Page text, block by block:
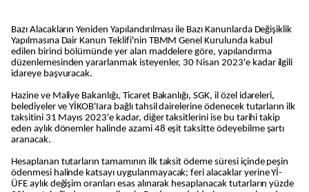
Bazı Alacakların Yeniden Yapılandırılması ile Bazı Kanunlarda Değişiklik
Yapılmasına Dair Kanun Teklifi'nin TBMM Genel Kurulunda kabul
edilen birinci bölümünde yer alan maddelere göre, yapılandırma
düzenlemesinden yararlanmak isteyenler, 30 Nisan 2023'e kadar ilgili
idareye başvuracak.
Hazine ve Maliye Bakanlığı, Ticaret Bakanlığı, SGK, il özel idareleri,
belediyeler ve YİKOB'Iara bağlı tahsil dairelerine ödenecek tutarların ilk
taksitini 31 Mayıs 2023'e kadar, diğer taksitlerini ise bu tarihi takip
eden aylık dönemler halinde azami 48 eşit taksitte ödeyebilme şartı
aranacak.
Hesaplanan tutarların tamamının ilk taksit ödeme süresi içinde peşin
ödenmesi halinde katsayı uygulanmayacak; feri alacaklar yerine Yİ-
ÜFE aylık değişim oranları esas alınarak hesaplanacak tutarların yüzde